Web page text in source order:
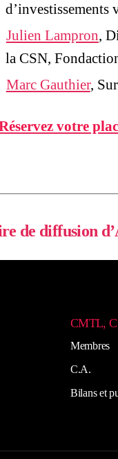
d’investissements
Julien Lampron,
la CSN,
Marc Gauthier,
votre
de diffusion
CMTL,
Membres
C.A.
Bilans et